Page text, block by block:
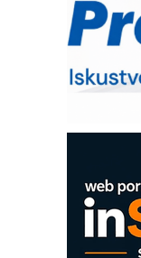
IB
RMQ-
–
EVOKS
ROSA i
na viši